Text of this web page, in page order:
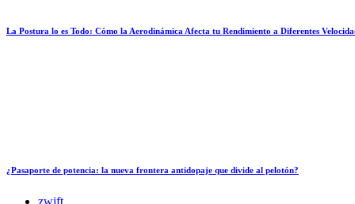
La Postura lo es Todo: Cómo la Aerodinámica Afecta tu Rendimiento a Diferentes
¿Pasaporte de potencia: la nueva frontera antidopaje que divide al pelotón?
zwift